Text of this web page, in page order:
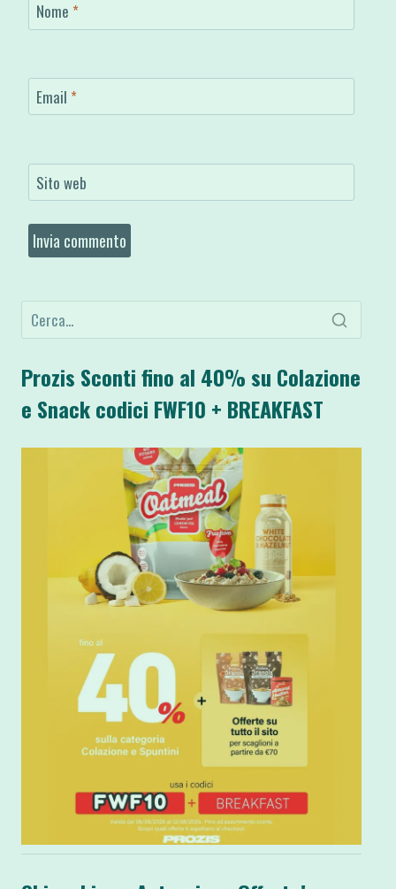
Nome *
Email *
Sito web
Prozis Sconti fino al 40% su Colazione
e Snack codici FWF10 + BREAKFAST